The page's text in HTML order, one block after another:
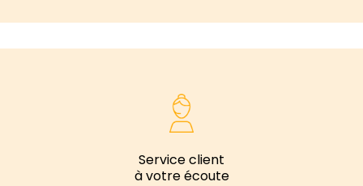
Service client
à votre écoute